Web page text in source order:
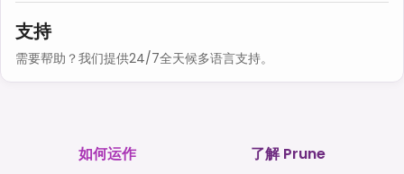
支持
需要帮助？我们提供24/7全天候多语言支持。
如何运作 了解 Prune